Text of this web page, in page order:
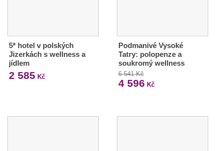
5* hotel v polských
Jizerkách s wellness a
jídlem
2 585 Kč
Podmanivé Vysoké
Tatry: polopenze a
soukromý wellness
6 541 Kč
4 596 Kč